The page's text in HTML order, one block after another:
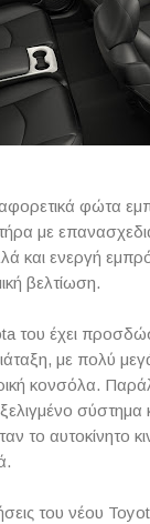
φώτα
με
και ενεργή
βελτίωση.
του έχει
με πολύ
κονσόλα.
σύστημα
το αυτοκίνητο
του νέου